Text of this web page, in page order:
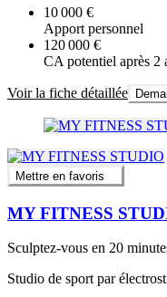
10 000 €
Apport personnel
120 000 €
CA potentiel après 2
Voir la fiche détaillée
Mettre en favoris
MY FITNESS
Sculptez-vous en 20
Studio de sport par